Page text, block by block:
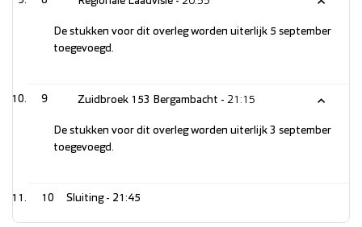
De stukken voor dit overleg worden uiterlijk 5 september
toegevoegd.
9 Zuidbroek 153 Bergambacht - 21:15
De stukken voor dit overleg worden uiterlijk 3 september
toegevoegd.
10 Sluiting - 21:45